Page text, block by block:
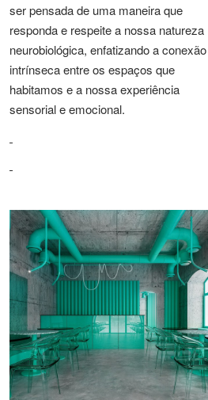
ser pensada de uma maneira que
responda e respeite a nossa natureza
neurobiológica, enfatizando a conexão
intrínseca entre os espaços que
habitamos e a nossa experiência
sensorial e emocional.